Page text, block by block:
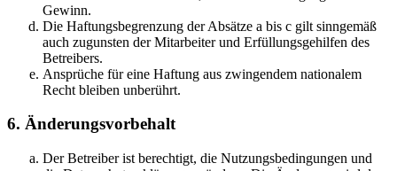
Gewinn.
Die Haftungsbegrenzung der Absätze a bis c gilt sinngemäß
auch zugunsten der Mitarbeiter und Erfüllungsgehilfen des
Betreibers.
Ansprüche für eine Haftung aus zwingendem nationalem
Recht bleiben unberührt.
6. Änderungsvorbehalt
Der Betreiber ist berechtigt, die Nutzungsbedingungen und